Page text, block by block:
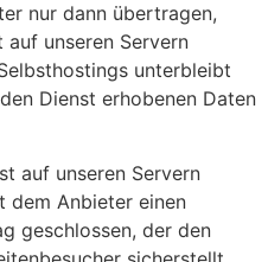
nur dann übertragen,
unseren Servern
unterbleibt
Dienst erhobenen Daten
auf unseren Servern
dem Anbieter einen
geschlossen, der den